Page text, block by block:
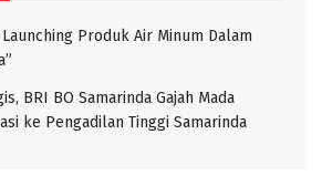
Produk Air Minum Dalam
BRI BO Samarinda Gajah Mada
ke Pengadilan Tinggi Samarinda